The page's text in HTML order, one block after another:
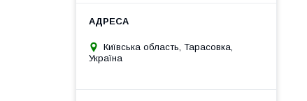
Київська область, Тарасовка,
Україна